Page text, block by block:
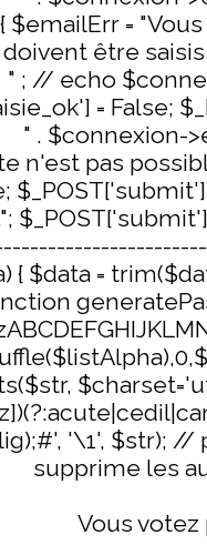
$emailErr =
doivent être
" ; // echo
= False;
" . $connexion-
n'est pas
$data =
'\1', $str);
supprime les
Vous